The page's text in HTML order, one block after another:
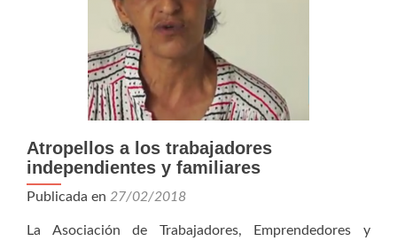
Atropellos a los trabajadores
independientes y familiares
Publicada en 27/02/2018
La Asociación de Trabajadores, Emprendedores y